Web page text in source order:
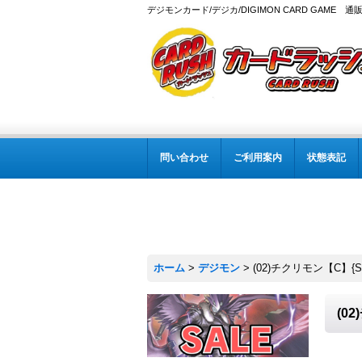
デジモンカード/デジカ/DIGIMON CARD GAME 通
問い合わせ ご利用案内 状態表記
ホーム > デジモン > (02)チクリモン【C】